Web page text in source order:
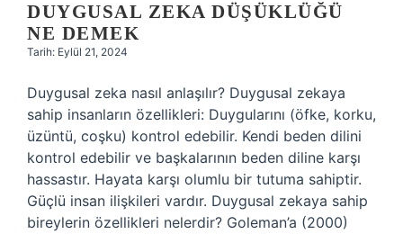
DUYGUSAL ZEKA DÜŞÜKLÜĞÜ
NE DEMEK
Tarih: Eylül 21, 2024
Duygusal zeka nasıl anlaşılır? Duygusal zekaya
sahip insanların özellikleri: Duygularını (öfke, korku,
üzüntü, coşku) kontrol edebilir. Kendi beden dilini
kontrol edebilir ve başkalarının beden diline karşı
hassastır. Hayata karşı olumlu bir tutuma sahiptir.
Güçlü insan ilişkileri vardır. Duygusal zekaya sahip
bireylerin özellikleri nelerdir? Goleman’a (2000)